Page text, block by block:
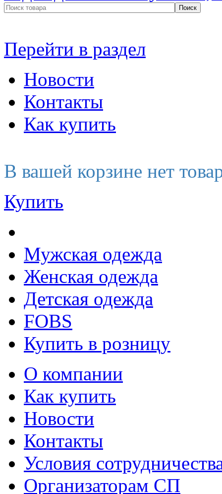
Перейти в раздел
Новости
Контакты
Как купить
В вашей корзине нет
Купить
Мужская одежда
Женская одежда
Детская одежда
FOBS
Купить в розницу
О компании
Как купить
Новости
Контакты
Условия
Организаторам СП